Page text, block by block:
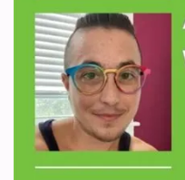
no presumen
por parte de
las mujeres
WHRC España 27 de
Tras un proceso de dos años
nuevo marco sobre justicia,